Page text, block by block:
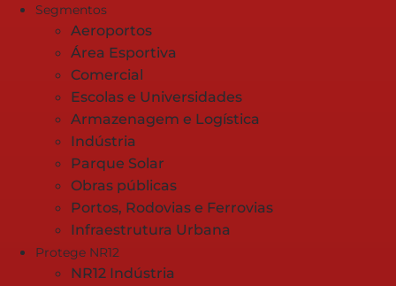
Segmentos
Aeroportos
Área Esportiva
Comercial
Escolas e Universidades
Armazenagem e Logística
Indústria
Parque Solar
Obras públicas
Portos, Rodovias e Ferrovias
Infraestrutura Urbana
Protege NR12
NR12 Indústria